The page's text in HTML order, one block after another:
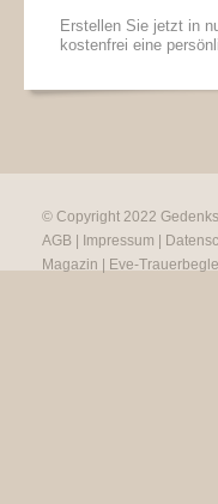
Erstellen Sie jetzt in
kostenfrei eine
© Copyright 2022
AGB
Impressum
Magazin
Eve-